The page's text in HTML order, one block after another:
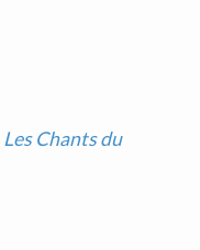
Les Chants du